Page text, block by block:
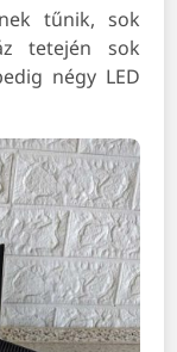
tűnik, sok
tetején sok
négy LED